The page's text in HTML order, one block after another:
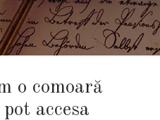
o comoară
accesa